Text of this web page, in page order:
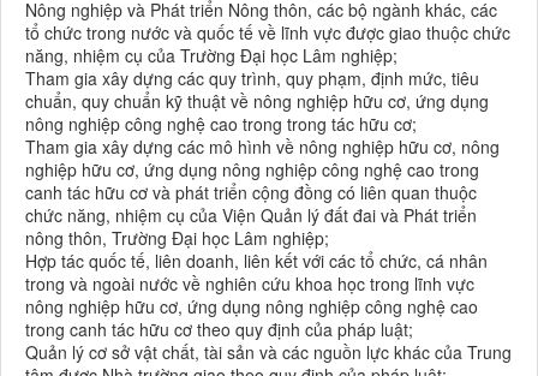
Nông nghiệp và Phát triển Nông thôn, các bộ ngành khác, các
tổ chức trong nước và quốc tế về lĩnh vực được giao thuộc chức
năng, nhiệm cụ của Trường Đại học Lâm nghiệp;
Tham gia xây dựng các quy trình, quy phạm, định mức, tiêu
chuẩn, quy chuẩn kỹ thuật về nông nghiệp hữu cơ, ứng dụng
nông nghiệp công nghệ cao trong trong tác hữu cơ;
Tham gia xây dựng các mô hình về nông nghiệp hữu cơ, nông
nghiệp hữu cơ, ứng dụng nông nghiệp công nghệ cao trong
canh tác hữu cơ và phát triển cộng đồng có liên quan thuộc
chức năng, nhiệm cụ của Viện Quản lý đất đai và Phát triển
nông thôn, Trường Đại học Lâm nghiệp;
Hợp tác quốc tế, liên doanh, liên kết với các tổ chức, cá nhân
trong và ngoài nước về nghiên cứu khoa học trong lĩnh vực
nông nghiệp hữu cơ, ứng dụng nông nghiệp công nghệ cao
trong canh tác hữu cơ theo quy định của pháp luật;
Quản lý cơ sở vật chất, tài sản và các nguồn lực khác của Trung